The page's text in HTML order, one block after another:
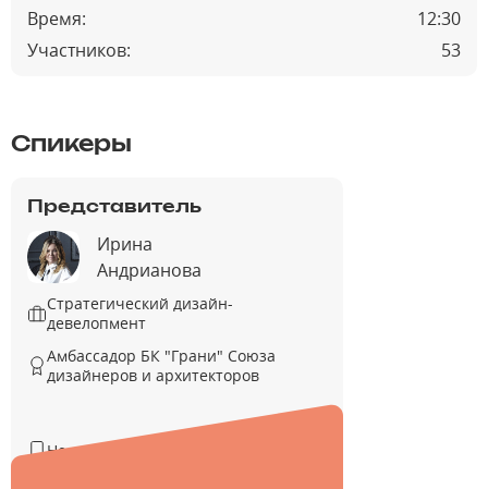
Время:
12:30
Участников:
53
Спикеры
Представитель
Ирина
Андрианова
Стратегический дизайн-
девелопмент
Амбассадор БК "Грани" Союза
дизайнеров и архитекторов
Не указан